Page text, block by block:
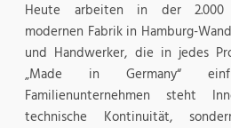
Heute arbeiten in der 2.000
modernen Fabrik in Hamburg-
und Handwerker, die in jedes
„Made in Germany“
Familienunternehmen steht
technische Kontinuität,